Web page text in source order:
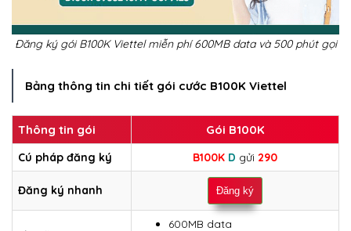
Đăng ký gói B100K Viettel miễn phí 600MB data và 500 phút gọi
Bảng thông tin chi tiết gói cước B100K Viettel
Thông tin gói Gói B100K
Cú pháp đăng ký B100K D gửi 290
Đăng ký nhanh Đăng ký
600MB data